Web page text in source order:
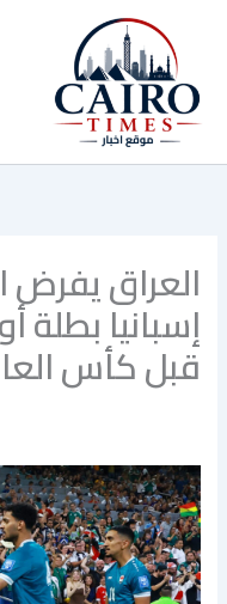
المحتوى
إسبانيا بطلة
قبل كأس